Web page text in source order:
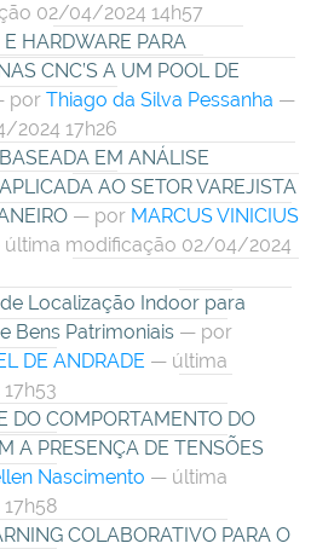
02/04/2024 14h57
HARDWARE PARA
CNC’S A UM POOL DE
por Thiago da Silva Pessanha —
2024 17h26
EM ANÁLISE
AO SETOR VAREJISTA
— por MARCUS VINICIUS
modificação 02/04/2024
Localização Indoor para
Bens Patrimoniais — por
DE ANDRADE — última
DO COMPORTAMENTO DO
A PRESENÇA DE TENSÕES
Nascimento — última
COLABORATIVO PARA O